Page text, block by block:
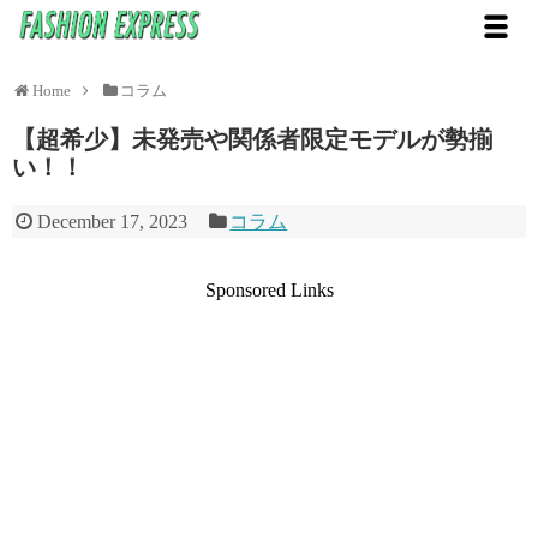
Home コラム
【超希少】未発売や関係者限定モデルが勢揃
い！！
December 17, 2023 コラム
Sponsored Links